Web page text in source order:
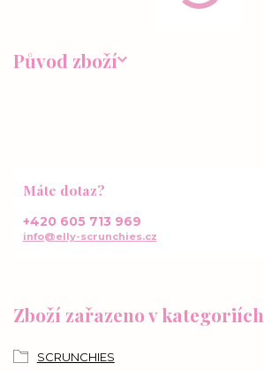
Původ zboží
Zboží zařazeno v kategoriích
SCRUNCHIES
Máte dotaz?
+420 605 713 969
info@elly-scrunchies.cz